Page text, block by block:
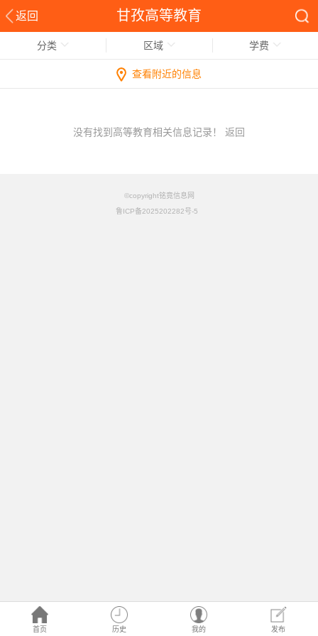
返回 甘孜高等教育
首页 历史 我的 发布
分类 区域 学费
查看附近的信息
没有找到高等教育相关信息记录！ 返回
©copyright铭竟信息网
鲁ICP备2025202282号-5